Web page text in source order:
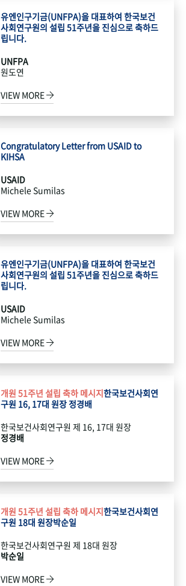
유엔인구기금(UNFPA)을 대표하여 한국보건
사회연구원의 설립 51주년을 진심으로 축하드
립니다.
UNFPA
원도연
VIEW MORE
Congratulatory Letter from USAID to
KIHSA
USAID
Michele Sumilas
VIEW MORE
유엔인구기금(UNFPA)을 대표하여 한국보건
사회연구원의 설립 51주년을 진심으로 축하드
립니다.
USAID
Michele Sumilas
VIEW MORE
개원 51주년 설립 축하 메시지한국보건사회연
구원 16, 17대 원장 정경배
한국보건사회연구원 제 16, 17대 원장
정경배
VIEW MORE
개원 51주년 설립 축하 메시지한국보건사회연
구원 18대 원장박순일
한국보건사회연구원 제 18대 원장
박순일
VIEW MORE